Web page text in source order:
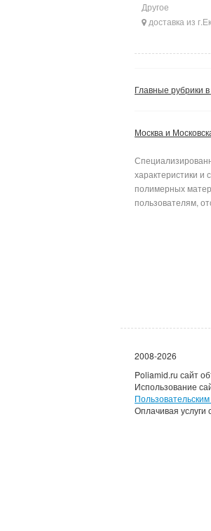
Другое
доставка из
Главные рубрики
Москва и
характеристики и
полимерных
2008-2026
Poliamid.ru сайт
Использование
Оплачивая услуги